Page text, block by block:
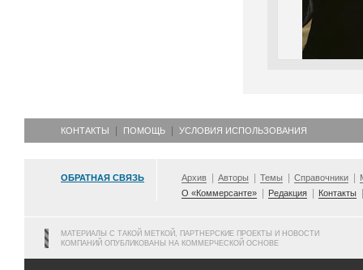
КОНТАКТЫ ПОМОЩЬ УСЛОВИЯ ИСПОЛЬЗОВАНИЯ
ОБРАТНАЯ СВЯЗЬ Архив Авторы Темы Справочники
О «Коммерсанте»
Редакция Контакты
МАТЕРИАЛЫ С ТАКОЙ МЕТКОЙ, ПАРТНЕРСКИЕ ПРОЕКТЫ И НОВОСТИ
КОМПАНИЙ ОПУБЛИКОВАНЫ НА КОММЕРЧЕСКОЙ ОСНОВЕ